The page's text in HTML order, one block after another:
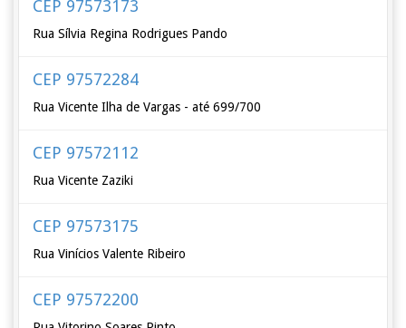
CEP 97573173
Rua Sílvia Regina Rodrigues Pando
CEP 97572284
Rua Vicente Ilha de Vargas - até 699/700
CEP 97572112
Rua Vicente Zaziki
CEP 97573175
Rua Vinícios Valente Ribeiro
CEP 97572200